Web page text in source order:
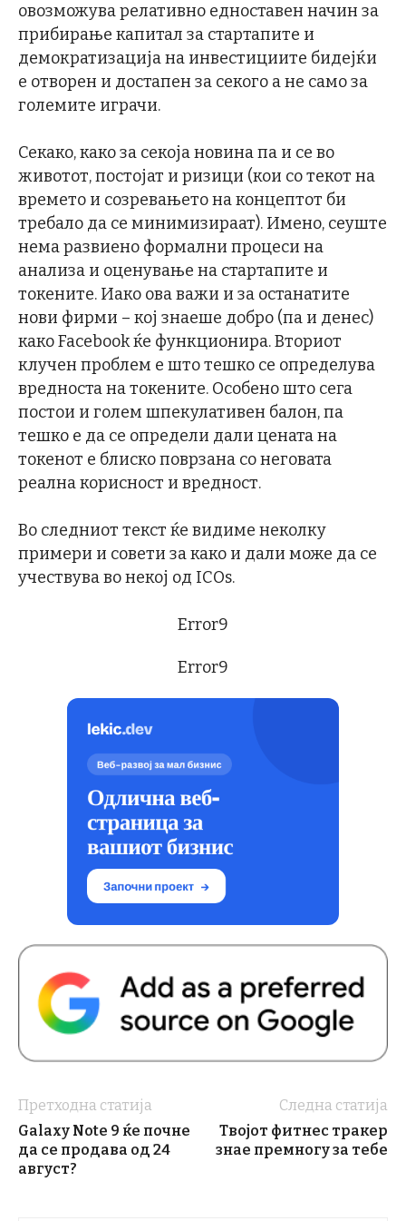
овозможува релативно едноставен начин за
прибирање капитал за стартапите и
демократизација на инвестициите бидејќи
е отворен и достапен за секого а не само за
големите играчи.
Секако, како за секоја новина па и се во
животот, постојат и ризици (кои со текот на
времето и созревањето на концептот би
требало да се минимизираат). Имено, сеуште
нема развиено формални процеси на
анализа и оценување на стартапите и
токените. Иако ова важи и за останатите
нови фирми – кој знаеше добро (па и денес)
како Facebook ќе функционира. Вториот
клучен проблем е што тешко се определува
вредноста на токените. Особено што сега
постои и голем шпекулативен балон, па
тешко е да се определи дали цената на
токенот е блиско поврзана со неговата
реална корисност и вредност.
Во следниот текст ќе видиме неколку
примери и совети за како и дали може да се
учествува во некој од ICOs.
Error9
Error9
Претходна статија
Galaxy Note 9 ќе почне
да се продава од 24
август?
Следна статија
Твојот фитнес тракер
знае премногу за тебе